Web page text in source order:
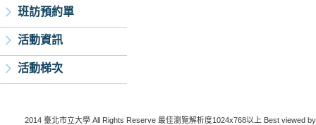
班訪預約單
活動資訊
活動梯次
2014 臺北市立大學 All Rights Reserve 最佳瀏覽解析度1024x768以上 Best viewed